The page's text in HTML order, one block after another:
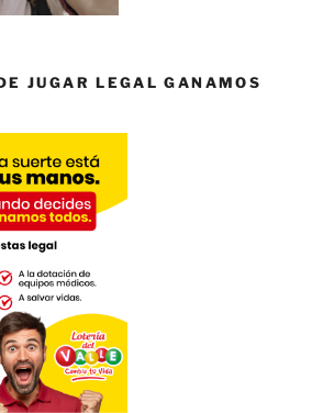
JUGAR LEGAL GANAMOS